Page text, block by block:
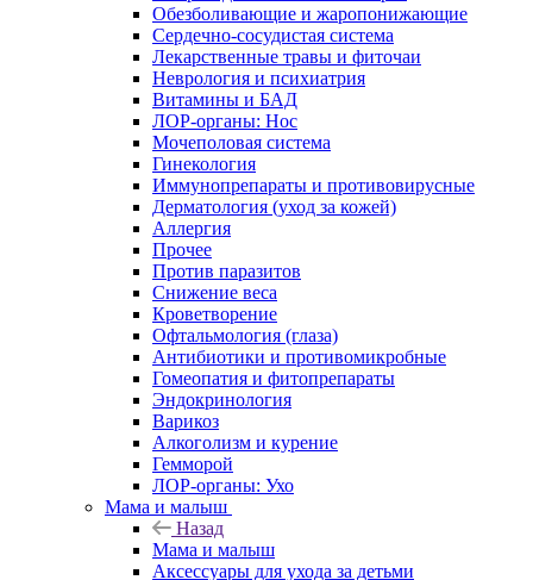
Обезболивающие и жаропонижающие
Сердечно-сосудистая система
Лекарственные травы и фиточаи
Неврология и психиатрия
Витамины и БАД
ЛОР-органы: Нос
Мочеполовая система
Гинекология
Иммунопрепараты и противовирусные
Дерматология (уход за кожей)
Аллергия
Прочее
Против паразитов
Снижение веса
Кроветворение
Офтальмология (глаза)
Антибиотики и противомикробные
Гомеопатия и фитопрепараты
Эндокринология
Варикоз
Алкоголизм и курение
Гемморой
ЛОР-органы: Ухо
Мама и малыш
Назад
Мама и малыш
Аксессуары для ухода за детьми